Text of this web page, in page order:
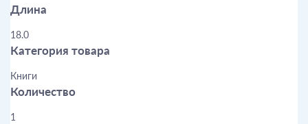
Длина
18.0
Категория товара
Книги
Количество
1